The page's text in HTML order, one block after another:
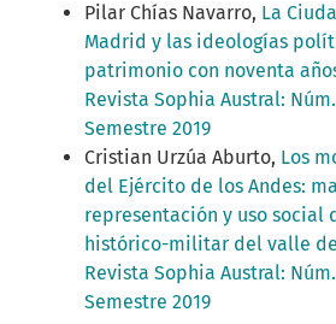
Pilar Chías Navarro, La
Madrid y las ideologías
patrimonio con noventa
Revista Sophia Austral:
Semestre 2019
Cristian Urzúa Aburto, Los
del Ejército de los Andes:
representación y uso social
histórico-militar del valle de
Revista Sophia Austral:
Semestre 2019